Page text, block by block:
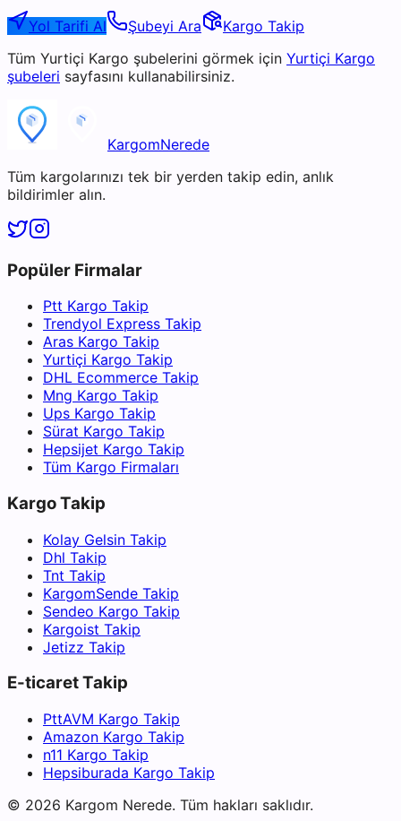
Yol Tarifi Al Şubeyi Ara
Kargo Takip
Tüm Yurtiçi Kargo şubelerini görmek için Yurtiçi Kargo
şubeleri sayfasını kullanabilirsiniz.
KargomNerede
Tüm kargolarınızı tek bir yerden takip edin, anlık
bildirimler alın.
Popüler Firmalar
Ptt Kargo Takip
Trendyol Express Takip
Aras Kargo Takip
Yurtiçi Kargo Takip
DHL Ecommerce Takip
Mng Kargo Takip
Ups Kargo Takip
Sürat Kargo Takip
Hepsijet Kargo Takip
Tüm Kargo Firmaları
Kargo Takip
Kolay Gelsin Takip
Dhl Takip
Tnt Takip
KargomSende Takip
Sendeo Kargo Takip
Kargoist Takip
Jetizz Takip
E-ticaret Takip
PttAVM Kargo Takip
Amazon Kargo Takip
n11 Kargo Takip
Hepsiburada Kargo Takip
© 2026 Kargom Nerede. Tüm hakları saklıdır.